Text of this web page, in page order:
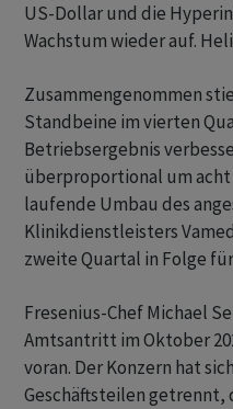
US-Dollar und die
Wachstum wieder auf.
Zusammengenommen
Standbeine im vierten
Betriebsergebnis
überproportional um
laufende Umbau des
Klinikdienstleisters
zweite Quartal in Folge
Fresenius-Chef Michael
Amtsantritt im Oktober
voran. Der Konzern hat
Geschäftsteilen getrennt,